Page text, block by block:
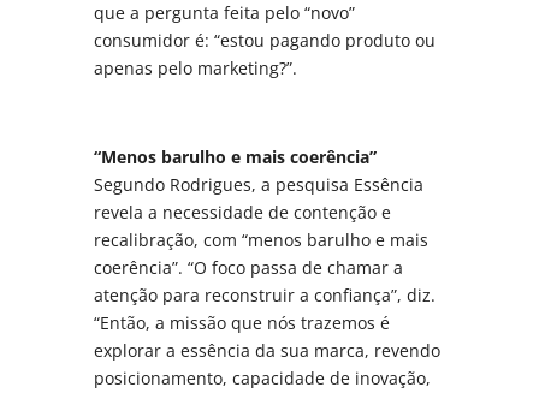
que a pergunta feita pelo “novo”
consumidor é: “estou pagando produto ou
apenas pelo marketing?”.
“Menos barulho e mais coerência”
Segundo Rodrigues, a pesquisa Essência
revela a necessidade de contenção e
recalibração, com “menos barulho e mais
coerência”. “O foco passa de chamar a
atenção para reconstruir a confiança”, diz.
“Então, a missão que nós trazemos é
explorar a essência da sua marca, revendo
posicionamento, capacidade de inovação,